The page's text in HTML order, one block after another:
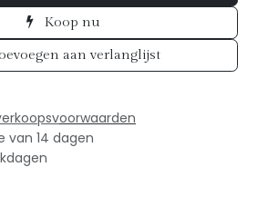
Koop nu
aan verlanglijst
oorwaarden
14 dagen